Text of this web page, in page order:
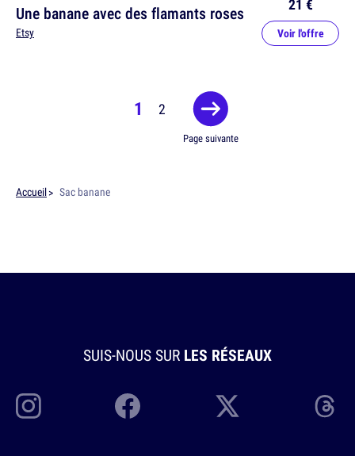
Une banane avec des flamants roses
Etsy
21 €
Voir l'offre
1 2
Page suivante
Accueil Sac banane
SUIS-NOUS SUR LES RÉSEAUX